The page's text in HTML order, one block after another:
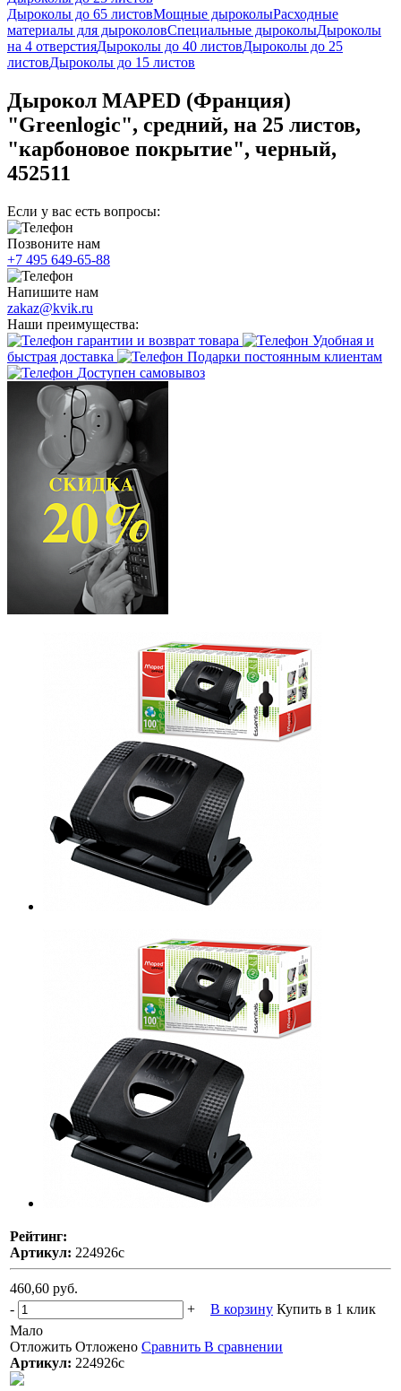
Дыроколы до 65 листовМощные дыроколыРасходные
материалы для дыроколовСпециальные дыроколыДыроколы
на 4 отверстияДыроколы до 40 листовДыроколы до 25
листовДыроколы до 15 листов
Дырокол MAPED (Франция)
"Greenlogic", средний, на 25 листов,
"карбоновое покрытие", черный,
452511
Если у вас есть вопросы:
Позвоните нам
+7 495 649-65-88
Напишите нам
zakaz@kvik.ru
Наши преимущества:
гарантии и возврат товара
Удобная и
быстрая доставка
Подарки постоянным клиентам
Доступен самовывоз
Рейтинг:
Артикул: 224926с
460,60 руб.
-
+ В корзину Купить в 1 клик
Мало
Отложить Отложено Сравнить В сравнении
Артикул: 224926с